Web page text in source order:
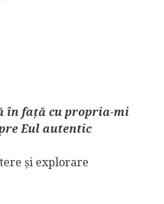
în față cu propria-mi
Eul autentic
și explorare